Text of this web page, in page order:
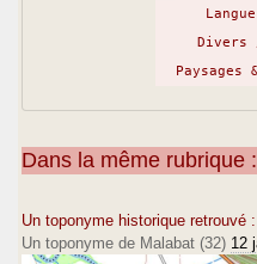
Divers
Dans la même rubrique :
Un toponyme historique retrouvé :
Un toponyme de Malabat (32) 12